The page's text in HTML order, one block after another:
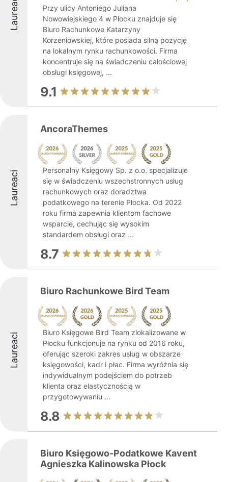
Laureaci
Przy ulicy Antoniego Juliana
Nowowiejskiego 4 w Płocku znajduje się
Biuro Rachunkowe Katarzyny
Korzeniowskiej, które posiada silną pozycję
na lokalnym rynku rachunkowości. Firma
koncentruje się na świadczeniu całościowej
obsługi księgowej, ...
9.1
Laureaci
AncoraThemes
Personalny Księgowy Sp. z o.o. specjalizuje
się w świadczeniu wszechstronnych usług
rachunkowych oraz doradztwa
podatkowego na terenie Płocka. Od 2022
roku firma zapewnia klientom fachowe
wsparcie, cechując się wysokim
standardem obsługi oraz ...
8.7
Laureaci
Biuro Rachunkowe Bird Team
Biuro Księgowe Bird Team zlokalizowane w
Płocku funkcjonuje na rynku od 2016 roku,
oferując szeroki zakres usług w obszarze
księgowości, kadr i płac. Firma wyróżnia się
indywidualnym podejściem do potrzeb
klienta oraz elastycznością w
przygotowywaniu ...
8.8
Biuro Księgowo-Podatkowe Kavent
Agnieszka Kalinowska Płock